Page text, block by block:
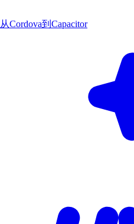
从Cordova到Capacitor